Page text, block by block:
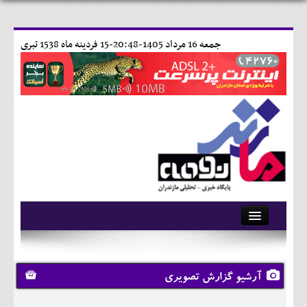
15 فردينه ماه 1538 تبری جمعه 16 مرداد 1405-20:48-
آرشیو
تماس با ما
وبلاگ
آرشیو گزارش تصویری